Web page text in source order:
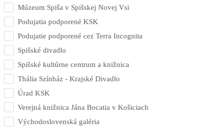
Múzeum Spiša v Spišskej Novej Vsi
Podujatia podporené KSK
Podujatie podporené cez Terra Incognita
Spišské divadlo
Spišské kultúrne centrum a knižnica
Thália Színház - Krajské Divadlo
Úrad KSK
Verejná knižnica Jána Bocatia v Košiciach
Východoslovenská galéria